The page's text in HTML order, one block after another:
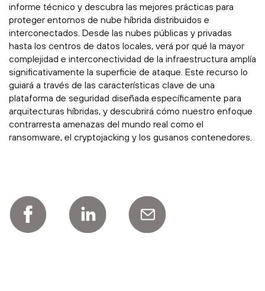
informe técnico y descubra las mejores prácticas para
proteger entornos de nube híbrida distribuidos e
interconectados. Desde las nubes públicas y privadas
hasta los centros de datos locales, verá por qué la mayor
complejidad e interconectividad de la infraestructura amplía
significativamente la superficie de ataque. Este recurso lo
guiará a través de las características clave de una
plataforma de seguridad diseñada específicamente para
arquitecturas híbridas, y descubrirá cómo nuestro enfoque
contrarresta amenazas del mundo real como el
ransomware, el cryptojacking y los gusanos contenedores.